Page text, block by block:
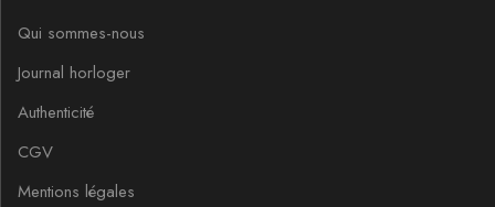
Qui sommes-nous
Journal horloger
Authenticité
CGV
Mentions légales